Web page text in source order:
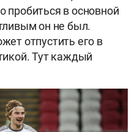
пробиться в основной
он не был.
отпустить его в
Тут каждый